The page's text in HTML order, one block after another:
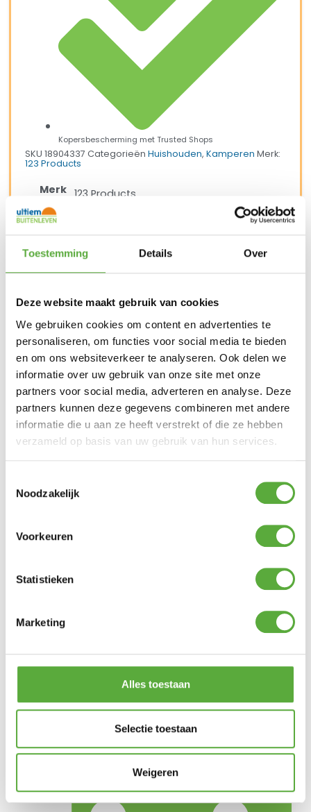
Toestemming Details Over
Deze website maakt gebruik van cookies
We gebruiken cookies om content en advertenties te
personaliseren, om functies voor social media te bieden
en om ons websiteverkeer te analyseren. Ook delen we
informatie over uw gebruik van onze site met onze
partners voor social media, adverteren en analyse. Deze
partners kunnen deze gegevens combineren met andere
informatie die u aan ze heeft verstrekt of die ze hebben
verzameld op basis van uw gebruik van hun services.
Noodzakelijk
Voorkeuren
Statistieken
Marketing
Alles toestaan
Selectie toestaan
Weigeren
Kopersbescherming met Trusted Shops
SKU18904337Categorieën Huishouden,Kamperen Merk:
123 Products
Merk 123 Products
Inhoud
18904337
EAN
8717524624057
BIJPASSENDE ACCESSOIRES EN ALTERNATIEVE
PRODUCTEN
Prozor reinigende antistatische raamspray
€12,99
123 Products Superwax UV met Supersprayer